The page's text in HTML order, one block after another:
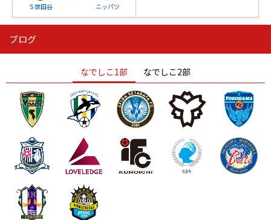
Ｓ世田谷 ニッパツ
ニッパツ
ニッパツ 名古屋
石人の星
静岡 愛媛Ｌ
ブログ
なでしこ1部 なでしこ2部